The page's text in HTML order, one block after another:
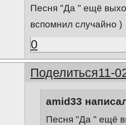
Песня "Да " ещё
вспомнил случайно )
0
Поделиться11-
amid33
Песня "Да " ещё